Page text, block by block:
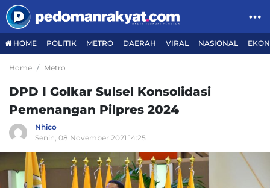
HOME POLITIK METRO DAERAH VIRAL NASIONAL
Home Metro
DPD I Golkar Sulsel Konsolidasi
Pemenangan Pilpres 2024
Nhico
Senin, 08 November 2021 14:25